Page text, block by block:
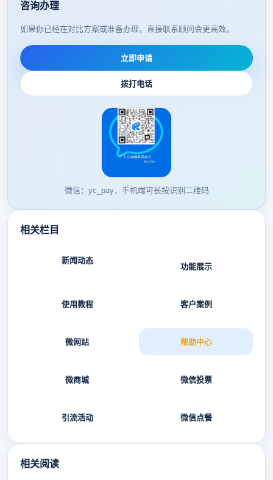
咨询办理
如果你已经在对比方案或准备办理，直接联系顾问会更高效。
立即申请
拨打电话
微信：yc_pay，手机端可长按识别二维码
相关栏目
新闻动态
功能展示
使用教程 客户案例
微网站 帮助中心
微商城 微信投票
引流活动 微信点餐
相关阅读